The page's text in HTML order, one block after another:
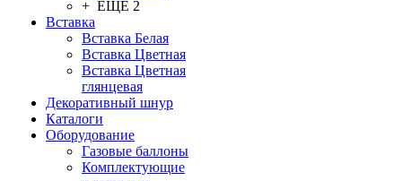
+ ЕЩЕ 2
Вставка
Вставка Белая
Вставка Цветная
Вставка Цветная
глянцевая
Декоративный шнур
Каталоги
Оборудование
Газовые баллоны
Комплектующие